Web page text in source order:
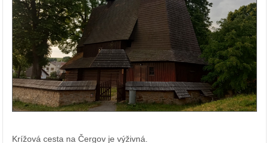
Krížová cesta na Čergov je výživná.